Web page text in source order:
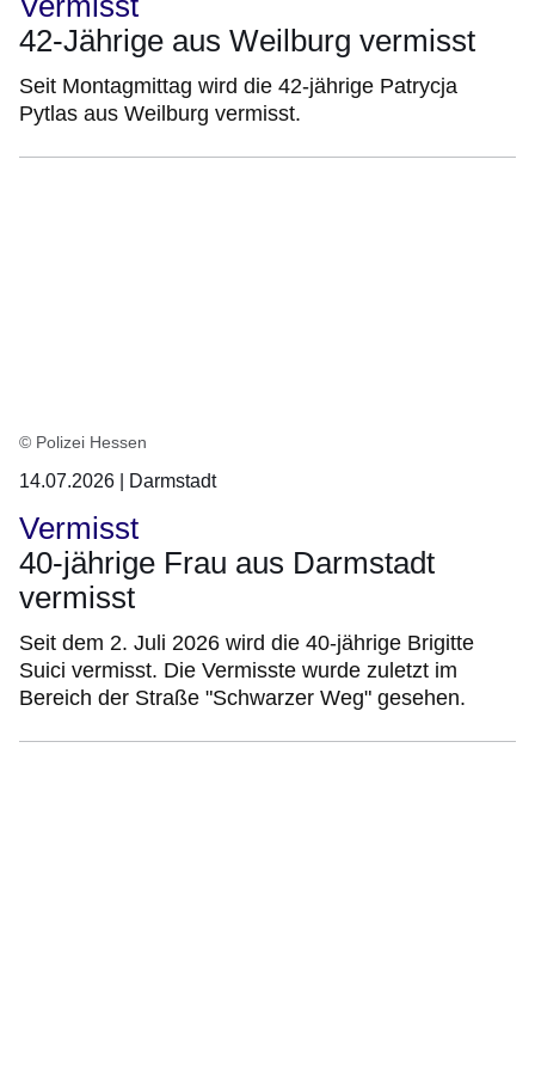
42-Jährige aus Weilburg vermisst
Seit Montagmittag wird die 42-jährige Patrycja
Pytlas aus Weilburg vermisst.
© Polizei Hessen
14.07.2026 | Darmstadt
Vermisst
40-jährige Frau aus Darmstadt
vermisst
Seit dem 2. Juli 2026 wird die 40-jährige Brigitte
Suici vermisst. Die Vermisste wurde zuletzt im
Bereich der Straße "Schwarzer Weg" gesehen.